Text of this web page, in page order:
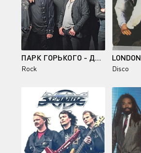
ПАРК ГОРЬКОГО - ДИСКОГРАФИЯ (1989-1998)
Rock Disco